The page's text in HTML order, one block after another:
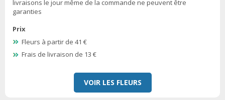
livraisons le jour même de la commande ne peuvent être
garanties
Prix
Fleurs à partir de 41 €
Frais de livraison de 13 €
VOIR LES FLEURS